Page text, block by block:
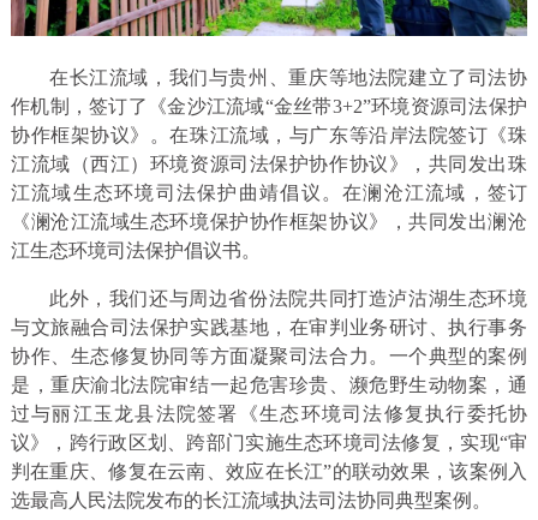
在长江流域，我们与贵州、重庆等地法院建立了司法协
作机制，签订了《金沙江流域“金丝带3+2”环境资源司法保护
协作框架协议》。在珠江流域，与广东等沿岸法院签订《珠
江流域（西江）环境资源司法保护协作协议》，共同发出珠
江流域生态环境司法保护曲靖倡议。在澜沧江流域，签订
《澜沧江流域生态环境保护协作框架协议》，共同发出澜沧
江生态环境司法保护倡议书。
此外，我们还与周边省份法院共同打造泸沽湖生态环境
与文旅融合司法保护实践基地，在审判业务研讨、执行事务
协作、生态修复协同等方面凝聚司法合力。一个典型的案例
是，重庆渝北法院审结一起危害珍贵、濒危野生动物案，通
过与丽江玉龙县法院签署《生态环境司法修复执行委托协
议》，跨行政区划、跨部门实施生态环境司法修复，实现“审
判在重庆、修复在云南、效应在长江”的联动效果，该案例入
选最高人民法院发布的长江流域执法司法协同典型案例。